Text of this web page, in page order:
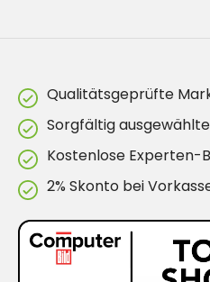
Qualitätsgeprüfte
Sorgfältig
Kostenlose Experten-
2% Skonto bei